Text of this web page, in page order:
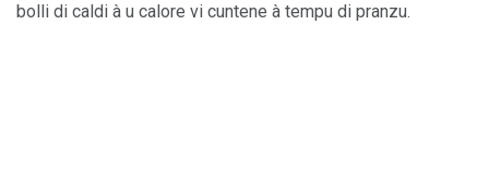
bolli di caldi à u calore vi cuntene à tempu di pranzu.